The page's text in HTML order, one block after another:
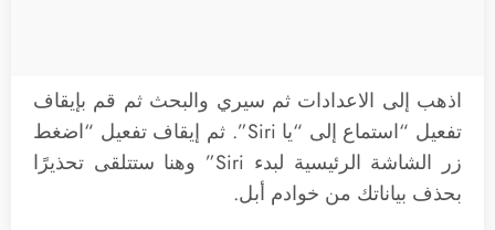
اذهب إلى الاعدادات ثم سيري والبحث ثم قم بإيقاف
تفعيل “استماع إلى “يا Siri”. ثم إيقاف تفعيل “اضغط
زر الشاشة الرئيسية لبدء Siri” وهنا ستتلقى تحذيرًا
بحذف بياناتك من خوادم أبل.